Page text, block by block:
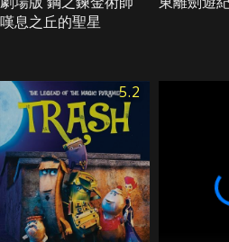
嘆息之丘的聖星
5.2